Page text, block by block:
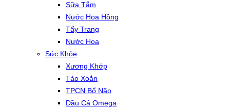
Sữa Tắm
Nước Hoa Hồng
Tẩy Trang
Nước Hoa
Sức Khỏe
Xương Khớp
Tảo Xoắn
TPCN Bổ Não
Dầu Cá Omega